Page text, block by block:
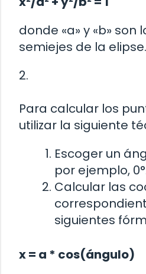
donde «a» y «b» son
semiejes de la elipse.
2.
Para calcular los
utilizar la siguiente
Escoger un
por ejemplo,
Calcular las
siguientes
x = a * cos(ángulo)